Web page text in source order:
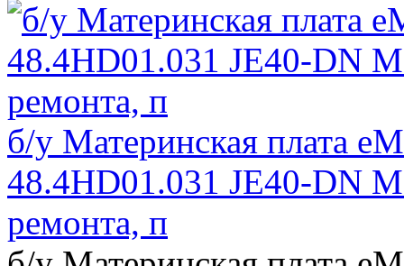
б/у Материнская плата
48.4HD01.031 JE40-DN
ремонта, п